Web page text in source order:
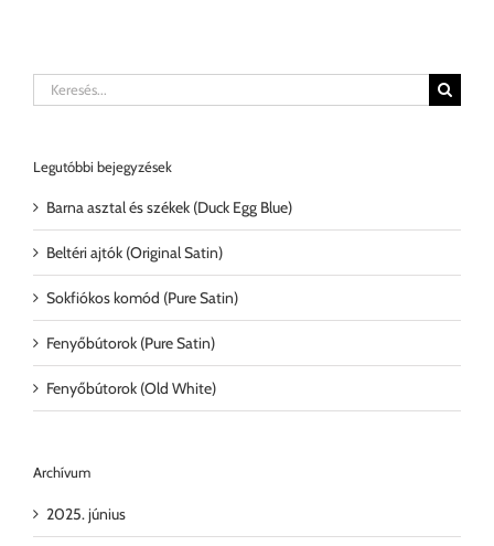
Keresés...
Legutóbbi bejegyzések
Barna asztal és székek (Duck Egg Blue)
Beltéri ajtók (Original Satin)
Sokfiókos komód (Pure Satin)
Fenyőbútorok (Pure Satin)
Fenyőbútorok (Old White)
Archívum
2025. június